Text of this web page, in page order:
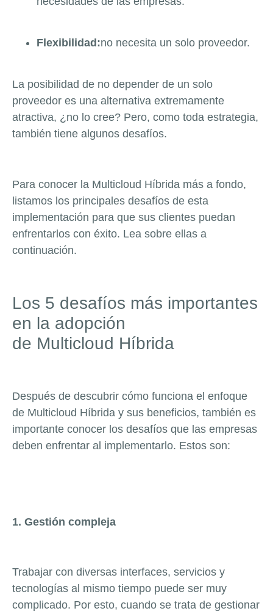
Flexibilidad:no necesita un solo proveedor.
La posibilidad de no depender de un solo
proveedor es una alternativa extremamente
atractiva, ¿no lo cree? Pero, como toda estrategia,
también tiene algunos desafíos.
Para conocer la Multicloud Híbrida más a fondo,
listamos los principales desafíos de esta
implementación para que sus clientes puedan
enfrentarlos con éxito. Lea sobre ellas a
continuación.
Los 5 desafíos más importantes
en la adopción
de Multicloud Híbrida
Después de descubrir cómo funciona el enfoque
de Multicloud Híbrida y sus beneficios, también es
importante conocer los desafíos que las empresas
deben enfrentar al implementarlo. Estos son:
1. Gestión compleja
Trabajar con diversas interfaces, servicios y
tecnologías al mismo tiempo puede ser muy
complicado. Por esto, cuando se trata de gestionar